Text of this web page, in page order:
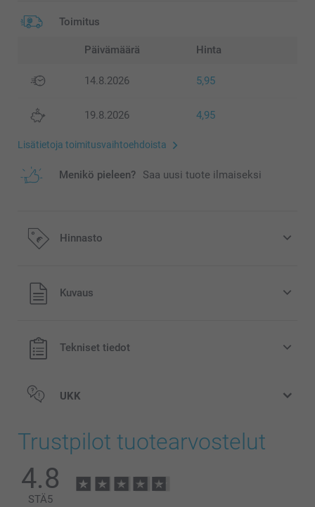
Toimitus
Päivämäärä Hinta
14.8.2026 5,95
19.8.2026 4,95
Lisätietoja toimitusvaihtoehdoista
Menikö pieleen? Saa uusi tuote ilmaiseksi
Hinnasto
Kaikki hinnat ovat euroina, sisältävät arvonlisäveron ja
eivät sisällä postikuluja.
Kuvaus
Tekniset tiedot
UKK
Trustpilot tuotearvostelut
4.8
STÄ5